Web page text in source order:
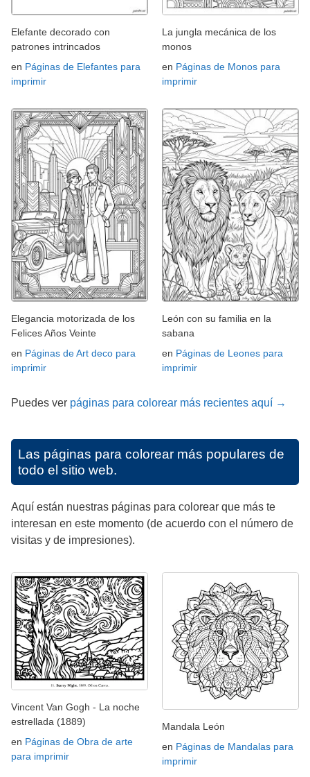
Elefante decorado con
patrones intrincados
en Páginas de Elefantes para
imprimir
La jungla mecánica de los
monos
en Páginas de Monos para
imprimir
Elegancia motorizada de los
Felices Años Veinte
en Páginas de Art deco para
imprimir
León con su familia en la
sabana
en Páginas de Leones para
imprimir
Puedes ver páginas para colorear más recientes aquí →
Las páginas para colorear más populares de
todo el sitio web.
Aquí están nuestras páginas para colorear que más te
interesan en este momento (de acuerdo con el número de
visitas y de impresiones).
Vincent Van Gogh - La noche
estrellada (1889)
en Páginas de Obra de arte
para imprimir
Mandala León
en Páginas de Mandalas para
imprimir